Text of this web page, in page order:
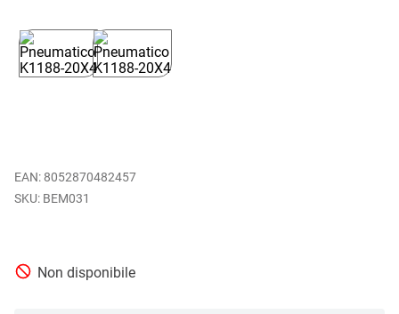
EAN: 8052870482457
BEM031
Non disponibile